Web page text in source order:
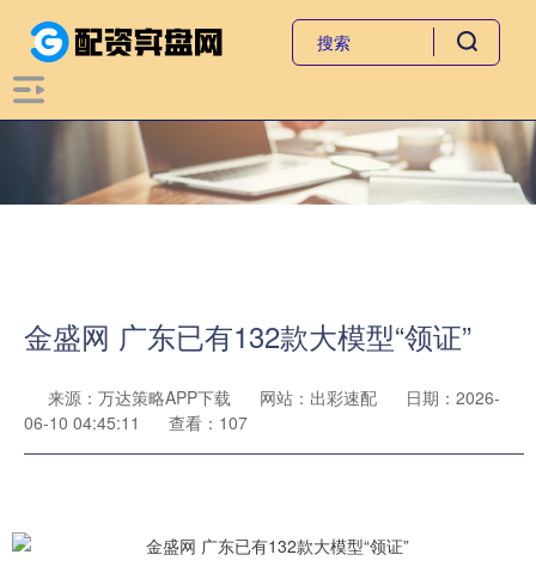
金盛网 广东已有132款大模型“领证”
来源：万达策略APP下载 网站：出彩速配
日期：2026-
06-10 04:45:11
查看：107